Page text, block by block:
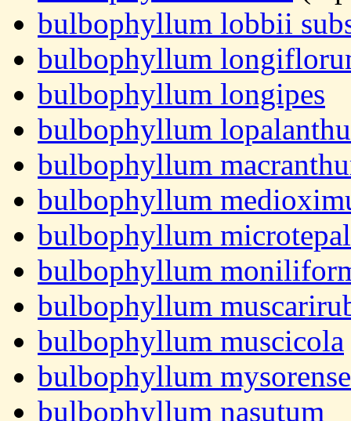
bulbophyllum lobbii
bulbophyllum
bulbophyllum longipes
bulbophyllum
bulbophyllum
bulbophyllum
bulbophyllum
bulbophyllum
bulbophyllum
bulbophyllum muscicola
bulbophyllum mysorense
bulbophyllum nasutum